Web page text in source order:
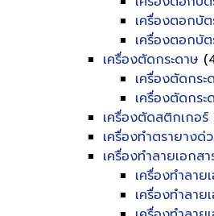
เครื่องตอกบั
เครื่องตอกบัต
เครื่องตัดกระดาษ
เครื่องตัดกร
เครื่องตัดกระ
เครื่องตัดสติกเกอร์
เครื่องทำตรายางด่
เครื่องทำลายเอกสา
เครื่องทำลาย
เครื่องทำลาย